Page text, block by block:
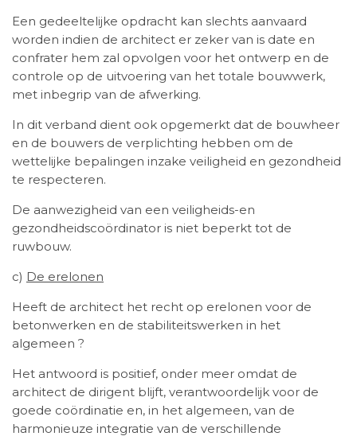
Een gedeeltelijke opdracht kan slechts aanvaard
worden indien de architect er zeker van is date en
confrater hem zal opvolgen voor het ontwerp en de
controle op de uitvoering van het totale bouwwerk,
met inbegrip van de afwerking.
In dit verband dient ook opgemerkt dat de bouwheer
en de bouwers de verplichting hebben om de
wettelijke bepalingen inzake veiligheid en gezondheid
te respecteren.
De aanwezigheid van een veiligheids-en
gezondheidscoördinator is niet beperkt tot de
ruwbouw.
c) De erelonen
Heeft de architect het recht op erelonen voor de
betonwerken en de stabiliteitswerken in het
algemeen ?
Het antwoord is positief, onder meer omdat de
architect de dirigent blijft, verantwoordelijk voor de
goede coördinatie en, in het algemeen, van de
harmonieuze integratie van de verschillende